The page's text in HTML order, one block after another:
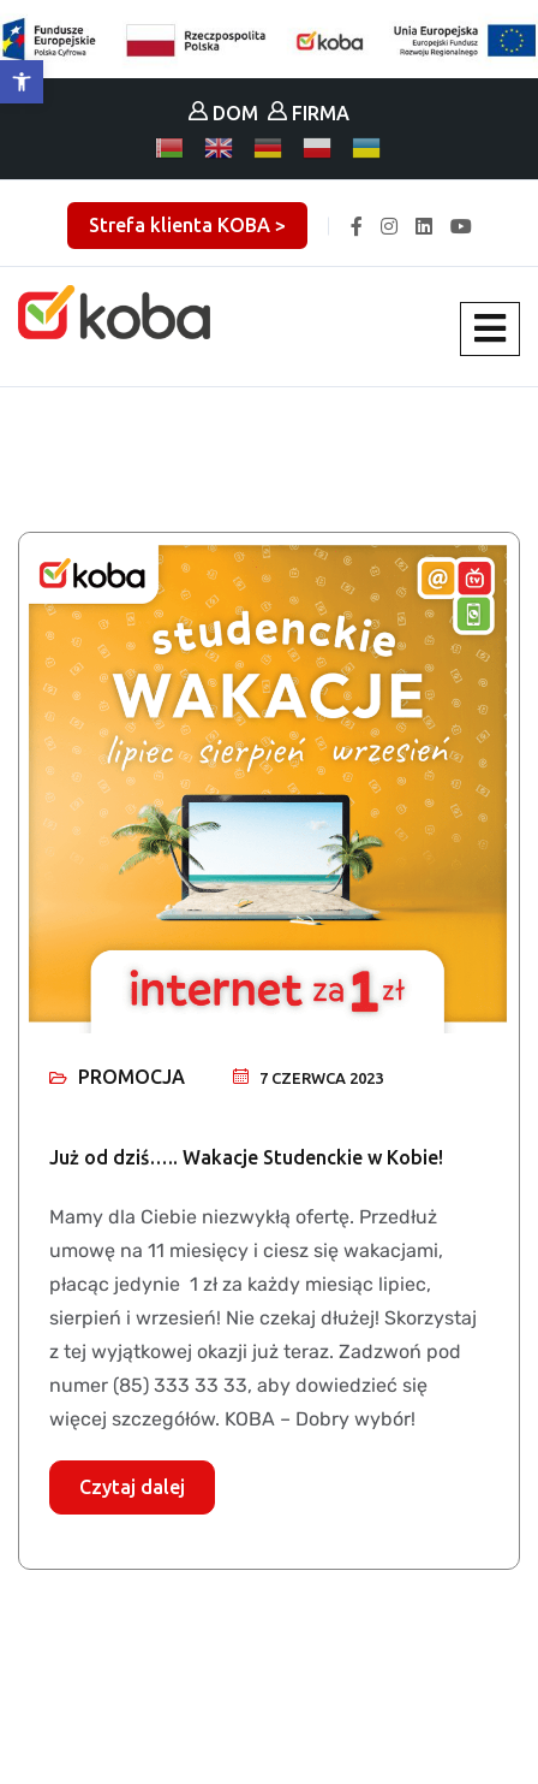
DOM FIRMA
Strefa klienta KOBA >
PROMOCJA 7 CZERWCA 2023
Już od dziś….. Wakacje Studenckie w Kobie!
Mamy dla Ciebie niezwykłą ofertę. Przedłuż
umowę na 11 miesięcy i ciesz się wakacjami,
płacąc jedynie 1 zł za każdy miesiąc lipiec,
sierpień i wrzesień! Nie czekaj dłużej! Skorzystaj
z tej wyjątkowej okazji już teraz. Zadzwoń pod
numer (85) 333 33 33, aby dowiedzieć się
więcej szczegółów. KOBA – Dobry wybór!
Czytaj dalej
Otwórz pasek narzędzi